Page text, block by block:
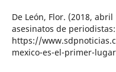
De León, Flor. (2018,
asesinatos de
https://
mexico-es-el-primer-